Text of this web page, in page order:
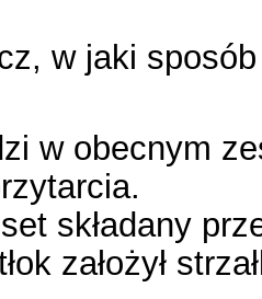
w jaki
w obecnym
składany
założył